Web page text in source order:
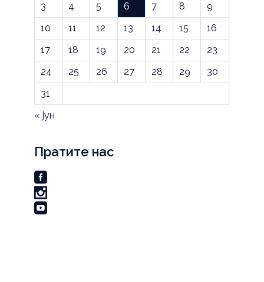
3
4 5 6 7 8
9
10
11 12 13 14 15
16
17
18 19 20 21 22
23
24
25 26 27 28 29
30
31
« јун
Пратите нас